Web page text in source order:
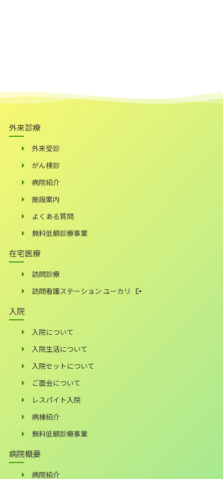
外来診療
外来受診
がん検診
病院紹介
施設案内
よくある質問
無料低額診療事業
在宅医療
訪問診療
訪問看護ステーション ユーカリ
入院
入院について
入院生活について
入院セットについて
ご面会について
レスパイト入院
病棟紹介
無料低額診療事業
病院概要
病院紹介